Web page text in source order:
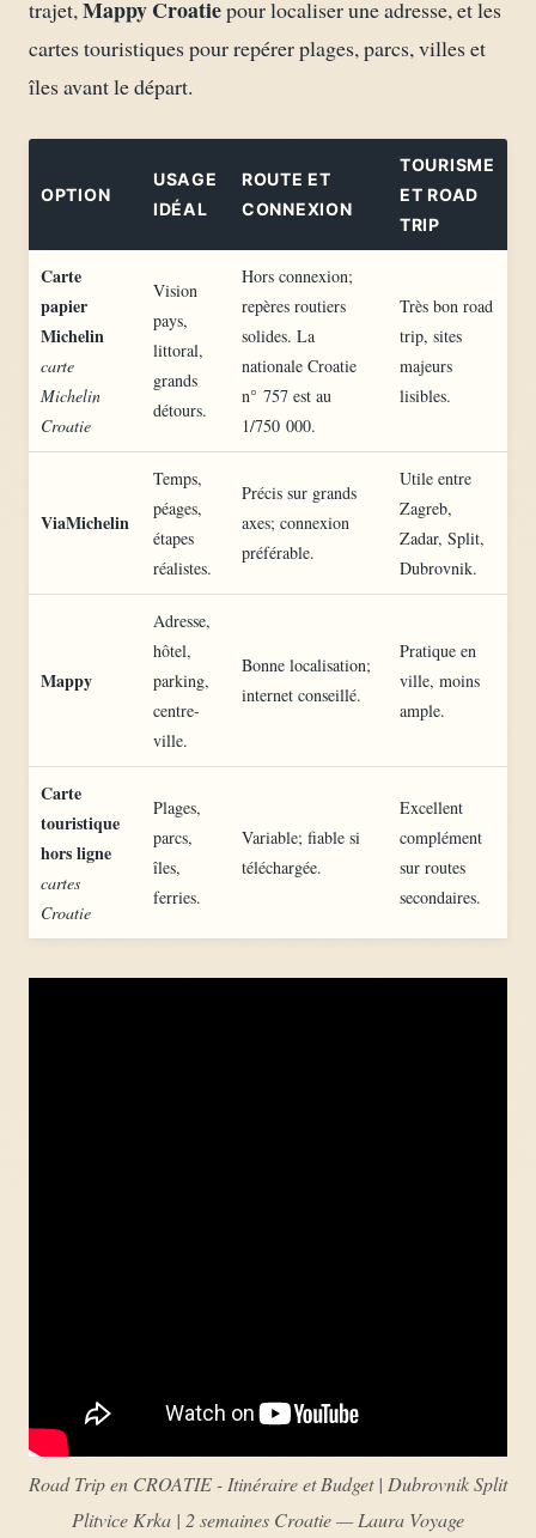
trajet,Mappy Croatiepour localiser une adresse, et les
cartes touristiques pour repérer plages, parcs, villes et
îles avant le départ.
OPTION
USAGE
IDÉAL
ROUTE ET
CONNEXION
TOURISME
ET ROAD
TRIP
Carte
papier
Michelin
carte
Michelin
Croatie
Vision
pays,
littoral,
grands
détours.
Hors connexion;
repères routiers
solides. La
nationale Croatie
n° 757 est au
1/750 000.
Très bon road
trip, sites
majeurs
lisibles.
ViaMichelin
Temps,
péages,
étapes
réalistes.
Précis sur grands
axes; connexion
préférable.
Utile entre
Zagreb,
Zadar, Split,
Dubrovnik.
Mappy
Adresse,
hôtel,
parking,
centre-
ville.
Bonne localisation;
internet conseillé.
Pratique en
ville, moins
ample.
Carte
touristique
hors ligne
cartes
Croatie
Plages,
parcs,
îles,
ferries.
Variable; fiable si
téléchargée.
Excellent
complément
sur routes
secondaires.
Road Trip en CROATIE - Itinéraire et Budget | Dubrovnik Split
Plitvice Krka | 2 semaines Croatie — Laura Voyage